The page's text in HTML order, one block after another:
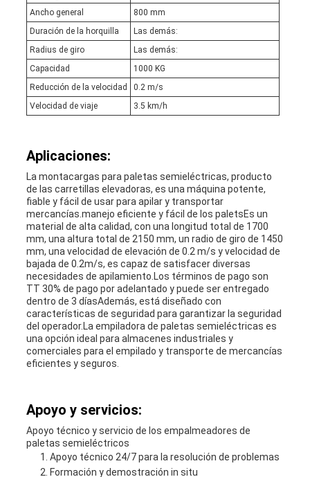
Ancho general
800 mm
Duración de la horquilla
Las demás:
Radius de giro
Las demás:
Capacidad
1000 KG
Reducción de la velocidad
0.2 m/s
Velocidad de viaje
3.5 km/h
Aplicaciones:
La montacargas para paletas semieléctricas, producto
de las carretillas elevadoras, es una máquina potente,
fiable y fácil de usar para apilar y transportar
mercancías.manejo eficiente y fácil de los paletsEs un
material de alta calidad, con una longitud total de 1700
mm, una altura total de 2150 mm, un radio de giro de 1450
mm, una velocidad de elevación de 0.2 m/s y velocidad de
bajada de 0.2m/s, es capaz de satisfacer diversas
necesidades de apilamiento.Los términos de pago son
TT 30% de pago por adelantado y puede ser entregado
dentro de 3 díasAdemás, está diseñado con
características de seguridad para garantizar la seguridad
del operador.La empiladora de paletas semieléctricas es
una opción ideal para almacenes industriales y
comerciales para el empilado y transporte de mercancías
eficientes y seguros.
Apoyo y servicios:
Apoyo técnico y servicio de los empalmeadores de
paletas semieléctricos
Apoyo técnico 24/7 para la resolución de problemas
Formación y demostración in situ